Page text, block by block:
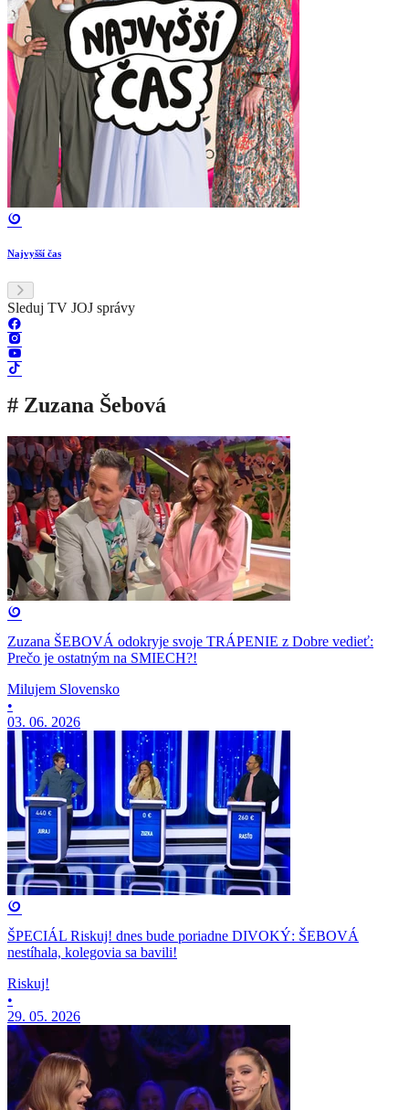
Najvyšší čas
Sleduj TV JOJ správy
# Zuzana Šebová
Zuzana ŠEBOVÁ odokryje svoje TRÁPENIE z Dobre vedieť:
Prečo je ostatným na SMIECH?!
Milujem Slovensko
•
03. 06. 2026
ŠPECIÁL Riskuj! dnes bude poriadne DIVOKÝ: ŠEBOVÁ
nestíhala, kolegovia sa bavili!
Riskuj!
•
29. 05. 2026